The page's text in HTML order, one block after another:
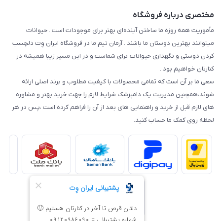
مختصری درباره فروشگاه
مأموریت همه روزه ما ساختن آینده‌ای بهتر برای موجودات است . حیوانات
میتوانند بهترین دوستان ما باشند . آرمان تیم ما در فروشگاه ایران وِت دلچسب
کردن دوستی و نگهداری حیوانات برای شماست و در این مسیر زیبا همیشه در
کنارتان خواهیم بود .
سعی ما بر آن است که تمامی محصولات با کیفیت مطلوب و برند اصلی ارائه
شوند،همچنین مدیریت یک دامپزشک شرایط لازم را جهت خرید بهتر و مشاوره
های لازم قبل از خرید و راهنمایی های بعد از آن را فراهم کرده است ،پس در هر
لحظه روی کمک ما حساب کنید.